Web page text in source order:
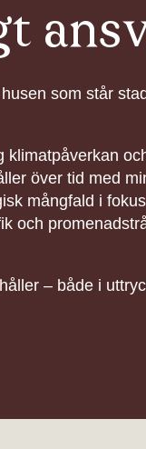
som står
klimatpåverkan
över tid med
mångfald i fokus
och
– både i